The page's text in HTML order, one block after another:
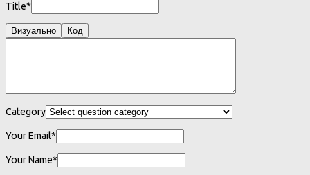
Title*
Визуально Код
Category
Your Email*
Your Name*